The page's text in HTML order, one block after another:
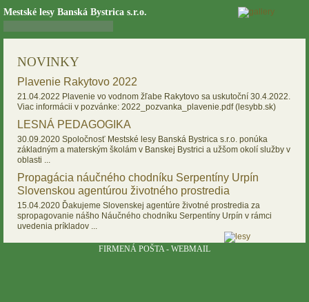
Mestské lesy Banská Bystrica s.r.o.
NOVINKY
Plavenie Rakytovo 2022
21.04.2022 Plavenie vo vodnom žľabe Rakytovo sa uskutoční 30.4.2022.
Viac informácii v pozvánke: 2022_pozvanka_plavenie.pdf (lesybb.sk)
LESNÁ PEDAGOGIKA
30.09.2020 Spoločnosť Mestské lesy Banská Bystrica s.r.o. ponúka
základným a materským školám v Banskej Bystrici a užšom okolí služby v
oblasti ...
Propagácia náučného chodníku Serpentíny Urpín
Slovenskou agentúrou životného prostredia
15.04.2020 Ďakujeme Slovenskej agentúre životné prostredia za
spropagovanie nášho Náučného chodníku Serpentíny Urpín v rámci
uvedenia príkladov ...
FIRMENÁ POŠTA - WEBMAIL